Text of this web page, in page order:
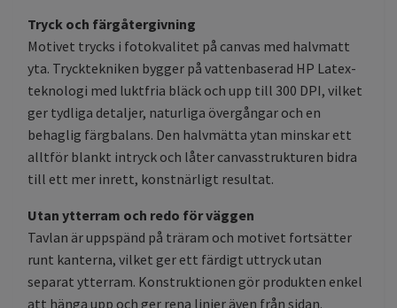
Tryck och färgåtergivning
Motivet trycks i fotokvalitet på canvas med halvmatt
yta. Trycktekniken bygger på vattenbaserad HP Latex-
teknologi med luktfria bläck och upp till 300 DPI, vilket
ger tydliga detaljer, naturliga övergångar och en
behaglig färgbalans. Den halvmätta ytan minskar ett
alltför blankt intryck och låter canvasstrukturen bidra
till ett mer inrett, konstnärligt resultat.
Utan ytterram och redo för väggen
Tavlan är uppspänd på träram och motivet fortsätter
runt kanterna, vilket ger ett färdigt uttryck utan
separat ytterram. Konstruktionen gör produkten enkel
att hänga upp och ger rena linjer även från sidan.